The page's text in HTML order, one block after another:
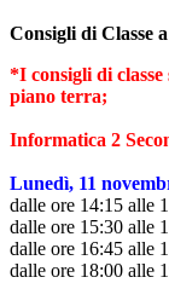
Consigli di Classe
*I consigli di
piano terra;
per il
Informatica 2
Lunedì, 11
dalle ore 14:15 alle
dalle ore 15:30 alle
dalle ore 16:45 alle
dalle ore 18:00 alle